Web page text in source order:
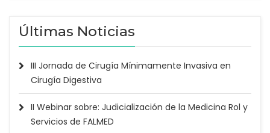
Últimas Noticias
III Jornada de Cirugía Mínimamente Invasiva en
Cirugía Digestiva
II Webinar sobre: Judicialización de la Medicina Rol y
Servicios de FALMED